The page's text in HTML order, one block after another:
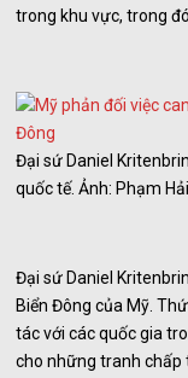
trong khu vực, trong
Đại sứ Daniel
quốc tế. Ảnh: Phạm Hải
Đại sứ Daniel
Biển Đông của Mỹ.
tác với các quốc gia
cho những tranh chấp